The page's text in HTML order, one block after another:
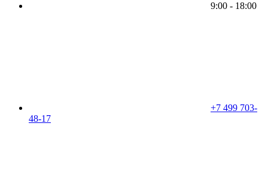
9:00 - 18:00
+7 499 703-
48-17